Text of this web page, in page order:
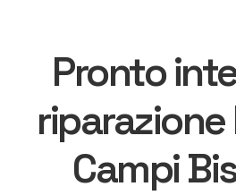
Pronto
Campi